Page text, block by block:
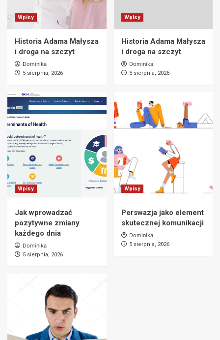
Wpisy
Historia Adama Małysza
i droga na szczyt
Dominika
5 sierpnia, 2026
Wpisy
Historia Adama Małysza
i droga na szczyt
Dominika
5 sierpnia, 2026
Wpisy
Jak wprowadzać
pozytywne zmiany
każdego dnia
Dominika
5 sierpnia, 2026
Wpisy
Perswazja jako element
skutecznej komunikacji
Dominika
5 sierpnia, 2026